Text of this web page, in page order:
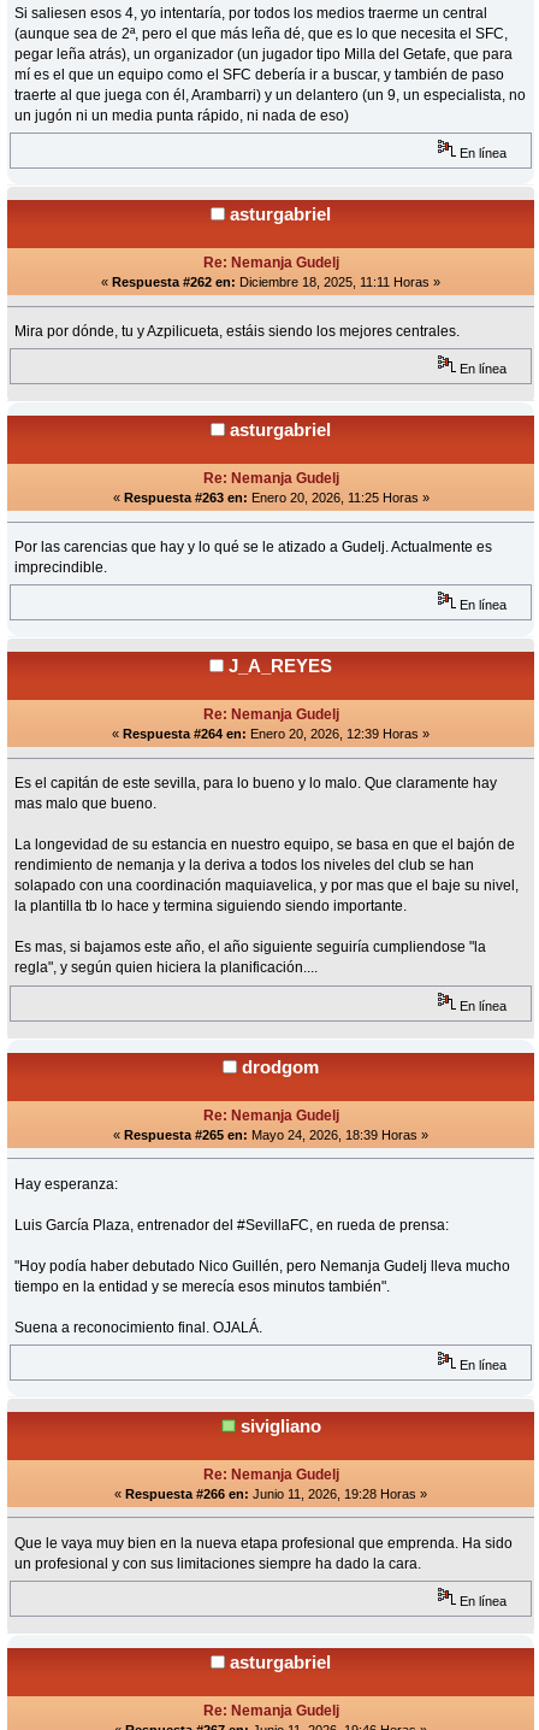
Si saliesen esos 4, yo intentaría, por todos los medios traerme un central
(aunque sea de 2ª, pero el que más leña dé, que es lo que necesita el SFC,
pegar leña atrás), un organizador (un jugador tipo Milla del Getafe, que para
mí es el que un equipo como el SFC debería ir a buscar, y también de paso
traerte al que juega con él, Arambarri) y un delantero (un 9, un especialista, no
un jugón ni un media punta rápido, ni nada de eso)
En línea
asturgabriel
Re: Nemanja Gudelj
« Respuesta #262 en: Diciembre 18, 2025, 11:11 Horas »
Mira por dónde, tu y Azpilicueta, estáis siendo los mejores centrales.
En línea
asturgabriel
Re: Nemanja Gudelj
« Respuesta #263 en: Enero 20, 2026, 11:25 Horas »
Por las carencias que hay y lo qué se le atizado a Gudelj. Actualmente es
imprecindible.
En línea
J_A_REYES
Re: Nemanja Gudelj
« Respuesta #264 en: Enero 20, 2026, 12:39 Horas »
Es el capitán de este sevilla, para lo bueno y lo malo. Que claramente hay
mas malo que bueno.
La longevidad de su estancia en nuestro equipo, se basa en que el bajón de
rendimiento de nemanja y la deriva a todos los niveles del club se han
solapado con una coordinación maquiavelica, y por mas que el baje su nivel,
la plantilla tb lo hace y termina siguiendo siendo importante.
Es mas, si bajamos este año, el año siguiente seguiría cumpliendose "la
regla", y según quien hiciera la planificación....
En línea
drodgom
Re: Nemanja Gudelj
« Respuesta #265 en: Mayo 24, 2026, 18:39 Horas »
Hay esperanza:
Luis García Plaza, entrenador del #SevillaFC, en rueda de prensa:
"Hoy podía haber debutado Nico Guillén, pero Nemanja Gudelj lleva mucho
tiempo en la entidad y se merecía esos minutos también".
Suena a reconocimiento final. OJALÁ.
En línea
sivigliano
Re: Nemanja Gudelj
« Respuesta #266 en: Junio 11, 2026, 19:28 Horas »
Que le vaya muy bien en la nueva etapa profesional que emprenda. Ha sido
un profesional y con sus limitaciones siempre ha dado la cara.
En línea
asturgabriel
Re: Nemanja Gudelj